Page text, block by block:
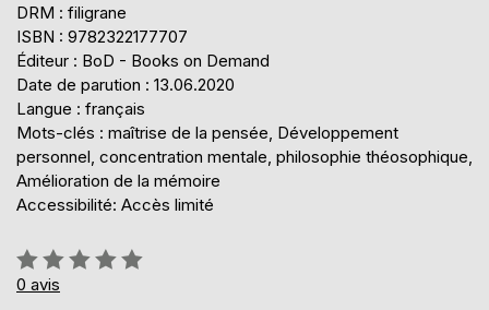
DRM : filigrane
ISBN : 9782322177707
Éditeur : BoD - Books on Demand
Date de parution : 13.06.2020
Langue : français
Mots-clés : maîtrise de la pensée, Développement
personnel, concentration mentale, philosophie théosophique,
Amélioration de la mémoire
Accessibilité: Accès limité
Évaluation:
0%
0 avis